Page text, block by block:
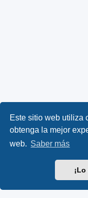
Este sitio web utiliza
obtenga la mejor
web. Saber más